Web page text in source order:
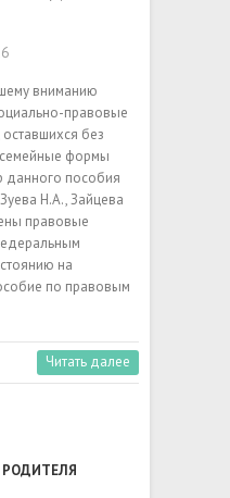
вниманию
правовые
без
формы
данного пособия
Н.А., Зайцева
правовые
на
по правовым
Читать далее